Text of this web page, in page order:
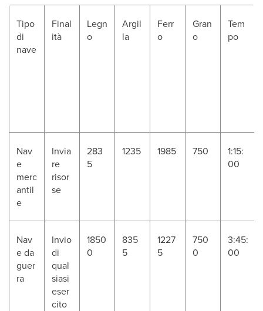
Tipo
di
nave
Final
ità
Legn
o
Argil
la
Ferr
o
Gran
o
Tem
po
Nav
e
merc
antil
e
Invia
re
risor
se
283
5
1235 1985 750
1:15:
00
Nav
e da
guer
ra
Invio
di
qual
siasi
eser
cito
1850
0
835
5
1227
5
750
0
3:45:
00